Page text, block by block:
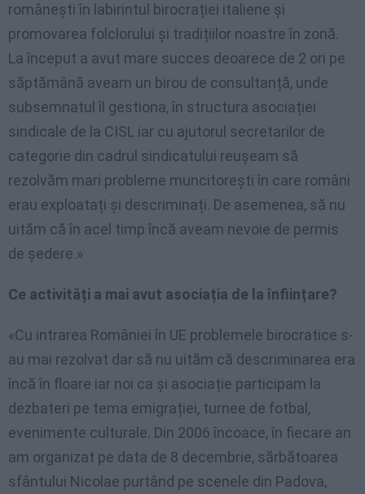
românești în labirintul birocrației italiene și
promovarea folclorului și tradițiilor noastre în zonă.
La început a avut mare succes deoarece de 2 ori pe
săptămână aveam un birou de consultanță, unde
subsemnatul îl gestiona, în structura asociației
sindicale de la CISL iar cu ajutorul secretarilor de
categorie din cadrul sindicatului reușeam să
rezolvăm mari probleme muncitorești în care români
erau exploatați și descriminați. De asemenea, să nu
uităm că în acel timp încă aveam nevoie de permis
de ședere.»
Ce activități a mai avut asociația de la înființare?
«Cu intrarea României în UE problemele birocratice s-
au mai rezolvat dar să nu uităm că descriminarea era
încă în floare iar noi ca și asociație participam la
dezbateri pe tema emigrației, turnee de fotbal,
evenimente culturale. Din 2006 încoace, în fiecare an
am organizat pe data de 8 decembrie, sărbătoarea
sfântului Nicolae purtând pe scenele din Padova,